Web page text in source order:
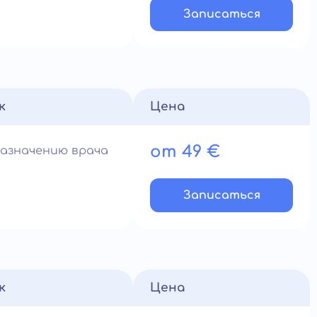
Записатьcя
врача
Цена
от 49 €
Записатьcя
Цена